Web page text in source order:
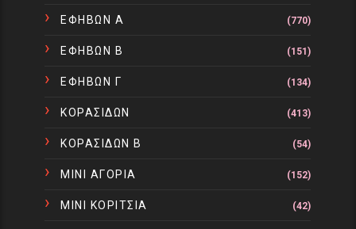
ΕΦΗΒΩΝ Α (770)
ΕΦΗΒΩΝ Β (151)
ΕΦΗΒΩΝ Γ (134)
ΚΟΡΑΣΙΔΩΝ (413)
ΚΟΡΑΣΙΔΩΝ Β (54)
ΜΙΝΙ ΑΓΟΡΙΑ (152)
ΜΙΝΙ ΚΟΡΙΤΣΙΑ (42)